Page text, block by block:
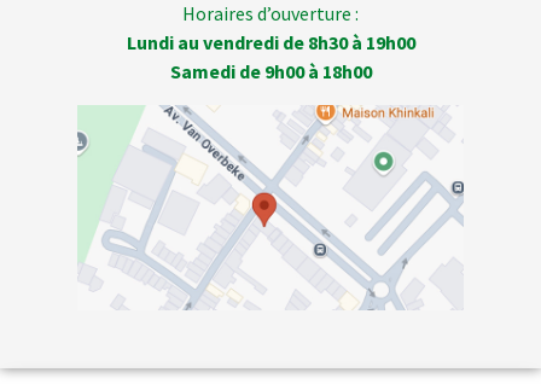
Horaires d’ouverture :
Lundi au vendredi de 8h30 à 19h00
Samedi de 9h00 à 18h00